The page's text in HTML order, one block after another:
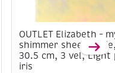
OUTLET Elizabeth –
shimmer sheetz
30.5 cm, 3 vel, Light
iris